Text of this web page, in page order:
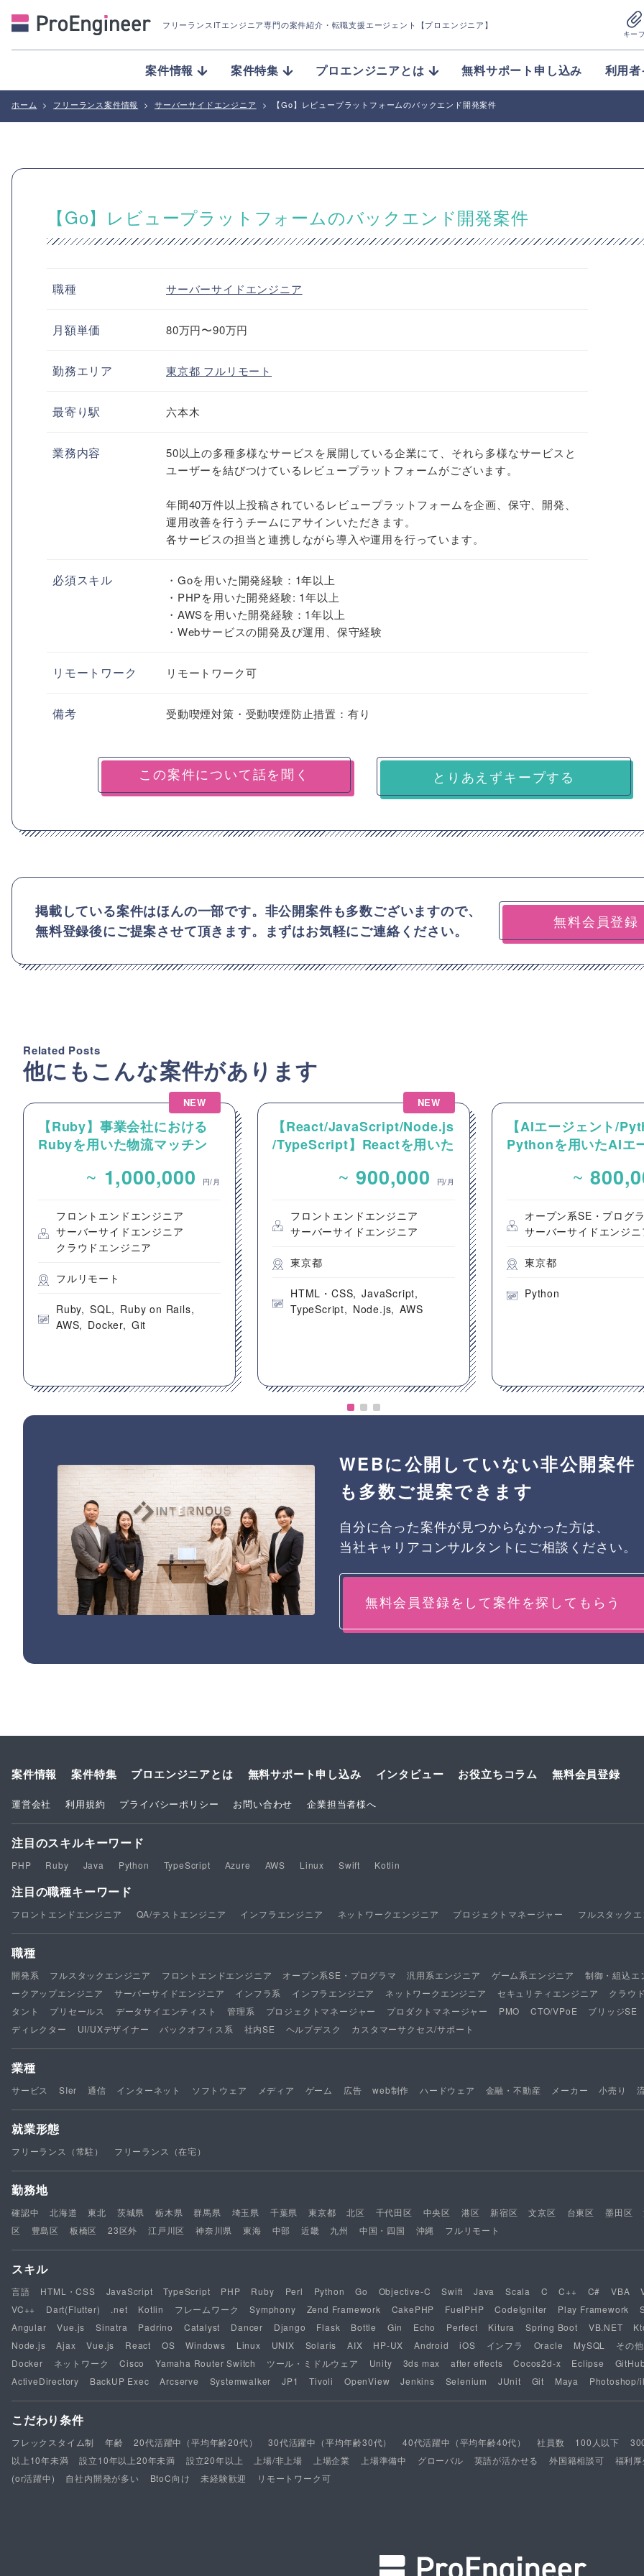
フリーランスITエンジニア専門の案件紹介 ・転職支援エージェント【プロエンジニア】
キー
案件情報 案件特集 プロエンジニアとは 無料サポート申し込み 利用
ホーム > フリーランス案件情報 > サーバーサイドエンジニア > 【Go】レビュープラットフォームのバックエンド開発案件
【Go】レビュープラットフォームのバックエンド開発案件
職種 サーバーサイドエンジニア
月額単価 80万円〜90万円
勤務エリア 東京都 フルリモート
最寄り駅 六本木
業務内容
50以上の多種多様なサービスを展開している企業にて、それら多様なサービスと
ユーザーを結びつけているレビュープラットフォームがございます。
年間40万件以上投稿されているレビュープラットフォームを企画、保守、開発、
運用改善を行うチームにアサインいただきます。
各サービスの担当と連携しながら導入や運用を行っています。
必須スキル
・Goを用いた開発経験：1年以上
・PHPを用いた開発経験: 1年以上
・AWSを用いた開発経験：1年以上
・Webサービスの開発及び運用、保守経験
リモートワーク リモートワーク可
備考 受動喫煙対策・受動喫煙防止措置：有り
とりあえずキープする
掲載している案件はほんの一部です。非公開案件も多数ございますので、
無料登録後にご提案させて頂きます。まずはお気軽にご連絡ください。
無料会員登録
Related Posts
他にもこんな案件があります
NEW
【Ruby】事業会社における
Rubyを用いた物流マッチン
エンドエンジニア募集
~ 1,000,000 円/月
フロントエンドエンジニア
サーバーサイドエンジニア
クラウドエンジニア
フルリモート
Ruby SQL
Ruby on Rails
AWS
Docker Git
NEW
【React/JavaScript/Node.js
/TypeScript】Reactを用いた
のフロントエンド開発案件
~ 900,000 円/月
フロントエンドエンジニア
サーバーサイドエンジニア
東京都
HTML・CSS
JavaScript
TypeScript
Node.js AWS
【AIエージェント/
Pythonを用いたAIエ
~
オープン系SE・プログ
サーバーサイドエンジ
東京都
Python
WEBに公開していない非公開案件
も多数ご提案できます
自分に合った案件が見つからなかった方は、
当社キャリアコンサルタントにご相談ください。
無料会員登録をして案件を探してもらう
案件情報 案件特集 プロエンジニアとは 無料サポート申し込み インタビュー お役立ちコラム 無料会員登録
運営会社 利用規約 プライバシーポリシー お問い合わせ 企業担当者様へ
注目のスキルキーワード
PHP Ruby Java Python TypeScript Azure AWS Linux Swift Kotlin
注目の職種キーワード
フロントエンドエンジニア QA/テストエンジニア インフラエンジニア ネットワークエンジニア プロジェクトマネージャー フルスタック
職種
開発系 フルスタックエンジニア フロントエンドエンジニア オープン系SE・プログラマ 汎用系エンジニア ゲーム系エンジニア
制御・組込エ
ークアップエンジニア
サーバーサイドエンジニア インフラ系 インフラエンジニア ネットワークエンジニア セキュリティエンジニア
クラウ
タント
プリセールス データサイエンティスト 管理系 プロジェクトマネージャー プロダクトマネージャー PMO CTO/VPoE
ブリッジSE
ディレクター
UI/UXデザイナー バックオフィス系 社内SE ヘルプデスク カスタマーサクセス/サポート
業種
サービス SIer 通信 インターネット ソフトウェア メディア ゲーム 広告 web制作 ハードウェア 金融・不動産 メーカー 小売り
就業形態
フリーランス（常駐） フリーランス（在宅）
勤務地
確認中 北海道 東北 茨城県 栃木県 群馬県 埼玉県 千葉県 東京都 北区 千代田区 中央区 港区 新宿区 文京区 台東区 墨田区
区
豊島区 板橋区 23区外 江戸川区 神奈川県 東海 中部 近畿 九州 中国・四国 沖縄 フルリモート
スキル
言語 HTML・CSS JavaScript TypeScript PHP Ruby Perl Python Go Objective-C Swift Java Scala C C++ C# VBA
VC++
Dart(Flutter) .net Kotlin フレームワーク Symphony Zend Framework CakePHP FuelPHP CodeIgniter Play Framework
Angular
Vue.js Sinatra Padrino Catalyst Dancer Django Flask Bottle Gin Echo Perfect Kitura Spring Boot VB.NET
Node.js
Ajax Vue.js React OS Windows Linux UNIX Solaris AIX HP-UX Android iOS インフラ Oracle MySQL
その他
Docker
ネットワーク Cisco Yamaha Router Switch ツール・ミドルウェア Unity 3ds max after effects Cocos2d-x Eclipse
ActiveDirectory
BackUP Exec Arcserve Systemwalker JP1 Tivoli OpenView Jenkins Selenium JUnit Git Maya Photoshop/
こだわり条件
フレックスタイム制 年齢 20代活躍中（平均年齢20代） 30代活躍中（平均年齢30代） 40代活躍中（平均年齢40代） 社員数 100人以下
以上10年未満
設立10年以上20年未満 設立20年以上 上場/非上場 上場企業 上場準備中 グローバル 英語が活かせる 外国籍相談可
福利
(or活躍中)
自社内開発が多い BtoC向け 未経験歓迎 リモートワーク可